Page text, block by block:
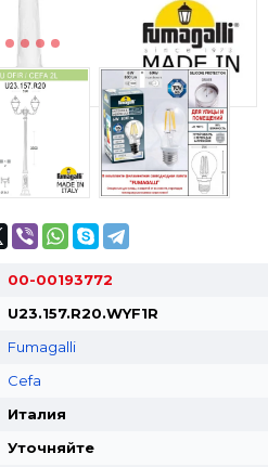
00-00193772
U23.157.R20.WYF1R
Fumagalli
Cefa
Италия
Уточняйте